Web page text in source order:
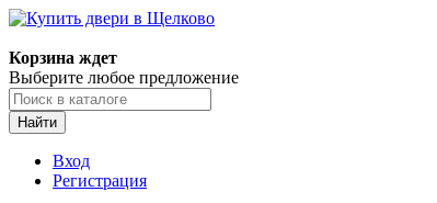
Корзина ждет
Выберите любое предложение
Найти
Вход
Регистрация